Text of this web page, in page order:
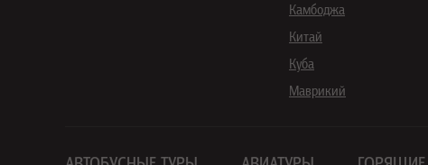
Камбоджа
Китай
Куба
Маврикий